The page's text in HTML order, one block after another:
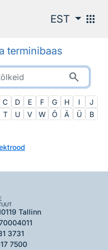
EST apps
terminibaas
search
C D E F G H I
J
T U V W Õ Ä Ü
Β
Tallinn
3731
7500